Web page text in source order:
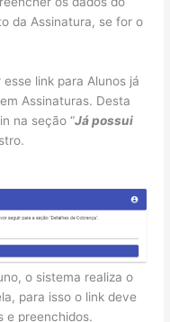
da Assinatura, se for o
link para Alunos já
Assinaturas. Desta
na seção “Já possui
o sistema realiza o
para isso o link deve
e preenchidos.